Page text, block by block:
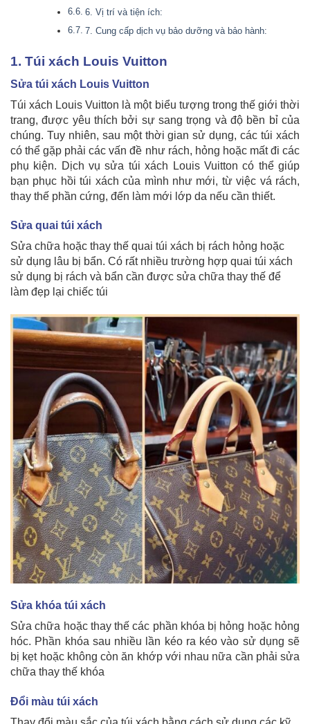
6. Vị trí và tiện ích:
7. Cung cấp dịch vụ bảo dưỡng và bảo hành:
1. Túi xách Louis Vuitton
Sửa túi xách Louis Vuitton
Túi xách Louis Vuitton là một biểu tượng trong thế giới thời
trang, được yêu thích bởi sự sang trọng và độ bền bỉ của
chúng. Tuy nhiên, sau một thời gian sử dụng, các túi xách
có thể gặp phải các vấn đề như rách, hỏng hoặc mất đi các
phụ kiện. Dịch vụ sửa túi xách Louis Vuitton có thể giúp
bạn phục hồi túi xách của mình như mới, từ việc vá rách,
thay thế phần cứng, đến làm mới lớp da nếu cần thiết.
Sửa quai túi xách
Sửa chữa hoặc thay thế quai túi xách bị rách hỏng hoặc
sử dụng lâu bị bẩn. Có rất nhiều trường hợp quai túi xách
sử dụng bị rách và bẩn cần được sửa chữa thay thế để
làm đẹp lại chiếc túi
Sửa khóa túi xách
Sửa chữa hoặc thay thế các phần khóa bị hỏng hoặc hỏng
hóc. Phần khóa sau nhiều lần kéo ra kéo vào sử dụng sẽ
bị kẹt hoặc không còn ăn khớp với nhau nữa cần phải sửa
chữa thay thế khóa
Đổi màu túi xách